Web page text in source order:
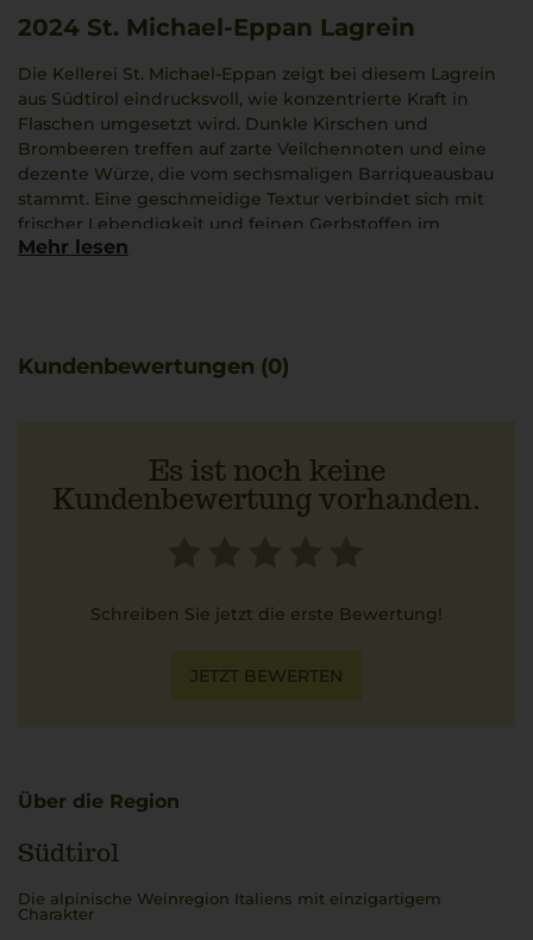
2024 St. Michael-Eppan Lagrein
Die Kellerei St. Michael-Eppan zeigt bei diesem Lagrein
aus Südtirol eindrucksvoll, wie konzentrierte Kraft in
Flaschen umgesetzt wird. Dunkle Kirschen und
Brombeeren treffen auf zarte Veilchennoten und eine
dezente Würze, die vom sechsmaligen Barriqueausbau
stammt. Eine geschmeidige Textur verbindet sich mit
frischer Lebendigkeit und feinen Gerbstoffen im
Abgang.
Charakter aus.
Mehr lesen
Kundenbewertungen (0)
Es ist noch keine
Kundenbewertung vorhanden.
Schreiben Sie jetzt die erste Bewertung!
JETZT BEWERTEN
Über die Region
Südtirol
Die alpinische Weinregion Italiens mit einzigartigem
Charakter